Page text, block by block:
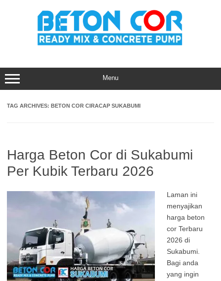
Menu
TAG ARCHIVES: BETON COR CIRACAP SUKABUMI
Harga Beton Cor di Sukabumi
Per Kubik Terbaru 2026
Laman ini
menyajikan
harga beton
cor Terbaru
2026 di
Sukabumi.
Bagi anda
yang ingin